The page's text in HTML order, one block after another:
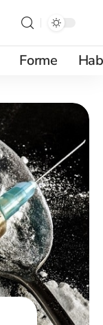
Forme